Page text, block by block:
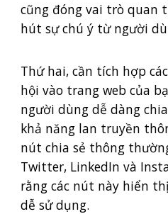
cũng đóng vai trò quan
hút sự chú ý từ người
Thứ hai, cần tích hợp
hội vào trang web của
người dùng dễ dàng
khả năng lan truyền
nút chia sẻ thông
Twitter, LinkedIn và
rằng các nút này hiển
dễ sử dụng.